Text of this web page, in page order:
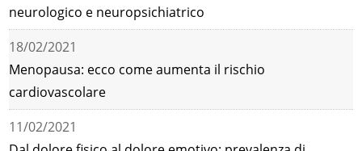
neurologico e neuropsichiatrico
18/02/2021
Menopausa: ecco come aumenta il rischio
cardiovascolare
11/02/2021